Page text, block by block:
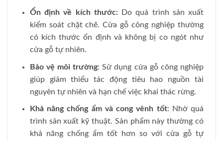
Ổn định về kích thước:Do quá trình sản xuất
kiểm soát chặt chẽ. Cửa gỗ công nghiệp thường
có kích thước ổn định và không bị co ngót như
cửa gỗ tự nhiên.
Bảo vệ môi trường: Sử dụng cửa gỗ công nghiệp
giúp giảm thiểu tác động tiêu hao nguồn tài
nguyên tự nhiên và hạn chế việc khai thác rừng.
Khả năng chống ẩm và cong vênh tốt: Nhờ quá
trình sản xuất kỹ thuật. Sản phẩm này thường có
khả năng chống ẩm tốt hơn so với cửa gỗ tự